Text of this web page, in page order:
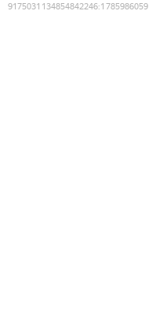
9175031134854842246:1785986059